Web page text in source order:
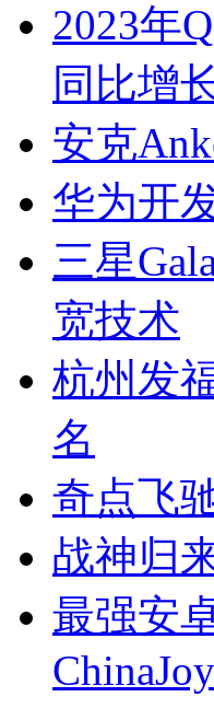
2023年
同比增
安克
华为开
三星
宽技术
杭州发
名
奇点飞
战神归
最强安